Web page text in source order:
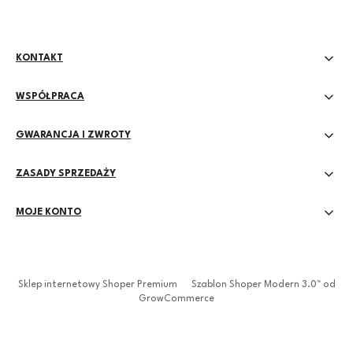
KONTAKT
WSPÓŁPRACA
GWARANCJA I ZWROTY
ZASADY SPRZEDAŻY
MOJE KONTO
Sklep internetowy Shoper Premium Szablon Shoper Modern 3.0™ od
GrowCommerce